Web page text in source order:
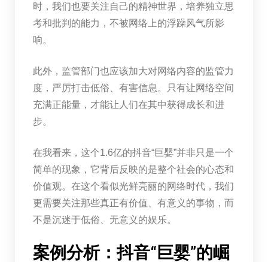
时，我们也要关注自己的精神世界，培养独立思
考和批判的能力，不被网络上的浮躁风气所影
响。
此外，监管部门也应该加大对网络内容的监管力
度，严厉打击低俗、有害信息。只有让网络空间
充满正能量，才能让人们在其中获得成长和进
步。
在我看来，这个1.6亿的抖音“巨婴”并非只是一个
简单的现象，它背后反映的是整个社会的心态和
价值观。在这个看似光鲜亮丽的网络时代，我们
更需要关注那些真正有价值、有意义的事物，而
不是沉迷于低俗、无意义的娱乐。
案例分析：抖音“巨婴”的崛